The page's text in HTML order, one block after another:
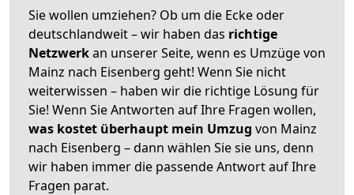
Sie wollen umziehen? Ob um die Ecke oder
deutschlandweit – wir haben das richtige
Netzwerkan unserer Seite, wenn es Umzüge von
Mainz nach Eisenberg geht! Wenn Sie nicht
weiterwissen – haben wir die richtige Lösung für
Sie! Wenn Sie Antworten auf Ihre Fragen wollen,
was kostet überhaupt mein Umzug von Mainz
nach Eisenberg – dann wählen Sie sie uns, denn
wir haben immer die passende Antwort auf Ihre
Fragen parat.